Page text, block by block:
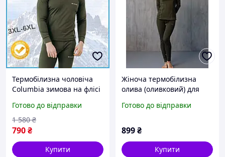
Термобілизна чоловіча
Columbia зимова на флісі
хакі та в подарунок
шкарпетки для
військового Moor-р
Готово до відправки
790₴
1 580 ₴
Купити
Жіноча термобілизна
олива (оливковий) для
військових Military
Готово до відправки
899₴
Купити